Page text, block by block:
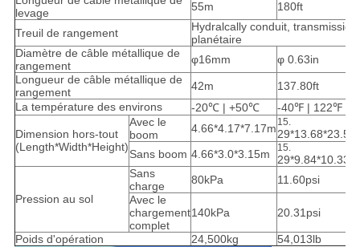
levage
55m 180ft
Treuil de rangement
Hydralcally conduit, transmission
planétaire
Diamètre de câble métallique de
rangement
φ16mm
φ 0.63in
Longueur de câble métallique de
rangement
42m
137.80ft
La température des environs
-20℃ | +50℃ -40℉ | 122℉
Dimension hors-tout
(Length*Width*Height)
Avec le
boom
4.66*4.17*7.17m 15.
Sans boom 4.66*3.0*3.15m 15.
29*9.84*10.33ft
Pression au sol
Sans
charge
80kPa
11.60psi
Avec le
chargement
complet
140kPa 20.31psi
Poids d'opération 24,500kg 54,013lb